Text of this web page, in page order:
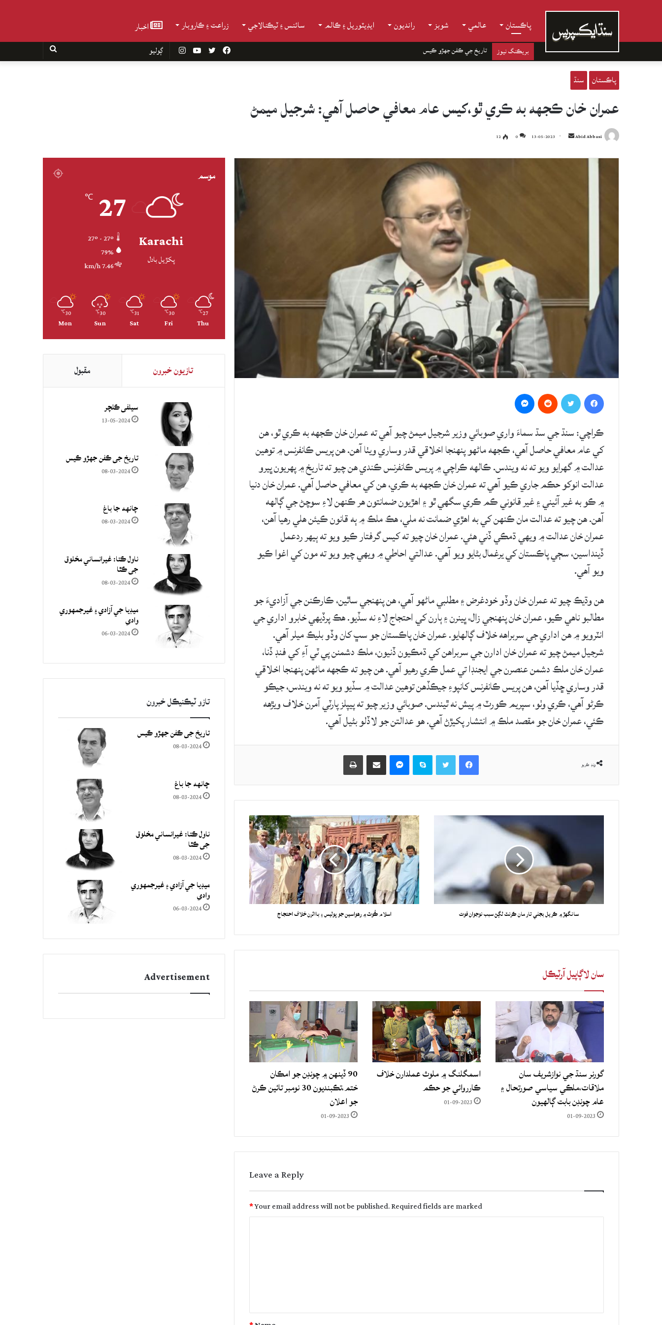
پاڪستان عالمي شوبز رانديون ايڊيٽوريل ۽ ڪالم سائنس ۽ ٽيڪنالاجي زراعت ۽ ڪاروبار اخبار
بريڪنگ نيوز تاريخ جي ڪفن جھڙو ڪيس InstagramYouTube Twitter
Facebook
پاڪستان سنڌ
عمران خان ڪجهه به ڪري ٿو،کيس عام معافي حاصل آهي: شرجيل ميمڻ
Abid Abbasi
Send
email
13-05-2023
0
12
ڪراچي: سنڌ جي سڌ سماءَ واري صوبائي وزير شرجيل ميمڻ چيو آهي ته عمران خان ڪجهه به ڪري ٿو، هن
کي عام معافي حاصل آهي، ڪجهه ماڻهو پنهنجا اخلاقي قدر وساري ويٺا آهن. هن پريس ڪانفرنس ۾ توهين
عدالت ۾ گهرايو ويو ته نه ويندس. ڪالهه ڪراچي ۾ پريس ڪانفرنس ڪندي هن چيو ته تاريخ ۾ پهريون ڀيرو
عدالت انوکو حڪم جاري ڪيو آهي ته عمران خان ڪجهه به ڪري، هن کي معافي حاصل آهي. عمران خان دنيا
۾ ڪو به غير آئيني ۽ غير قانوني ڪم ڪري سگهي ٿو ۽ اهڙيون ضمانتون هر ڪنهن لاءِ سوچڻ جي ڳالهه
آهن. هن چيو ته عدالت مان ڪنهن کي به اهڙي ضمانت نه ملي، هڪ ملڪ ۾ ٻه قانون ڪيئن هلي رهيا آهن،
عمران خان عدالت ۾ ويهي ڌمڪي ڏني هئي. عمران خان چيو ته کيس گرفتار ڪيو ويو ته ٻيهر ردعمل
ڏينداسين، سڄي پاڪستان کي يرغمال بڻايو ويو آهي. عدالتي احاطي ۾ ويهي چيو ويو ته مون کي اغوا ڪيو
ويو آهي.
هن وڌيڪ چيو ته عمران خان وڏو خودغرض ۽ مطلبي ماڻهو آهي، هن پنهنجي ساٿين، ڪارڪنن جي آزاديءَ جو
مطالبو ناهي ڪيو، عمران خان پنهنجي زال، ڀينرن ۽ ٻارن کي احتجاج لاءِ نه سڏيو. هڪ پرڏيهي خابرو اداري جي
انٽرويو ۾ هن اداري جي سربراهه خلاف ڳالهايو. عمران خان پاڪستان جو سڀ کان وڏو بليڪ ميلر آهي.
شرجيل ميمڻ چيو ته عمران خان ادارن جي سربراهن کي ڌمڪيون ڏنيون، ملڪ دشمنن پي ٽي آءِ کي فنڊ ڏنا،
عمران خان ملڪ دشمن عنصرن جي ايجنڊا تي عمل ڪري رهيو آهي. هن چيو ته ڪجهه ماڻهن پنهنجا اخلاقي
قدر وساري ڇڏيا آهن، هن پريس ڪانفرنس کانپوءِ جيڪڏهن توهين عدالت ۾ سڏيو ويو ته نه ويندس، جيڪو
ڪرڻو آهي، ڪري وٺو، سپريم ڪورٽ ۾ پيش نه ٿيندس. صوبائي وزير چيو ته پيپلز پارٽي آمرن خلاف ويڙهه
ڪئي، عمران خان جو مقصد ملڪ ۾ انتشار پکيڙڻ آهي. هو عدالتن جو لاڏلو بڻيل آهي.
ونڊ ڪريو
Facebook
Skype حصيداري ڪريو اي ميل ذريعي
سانگهڙ ۾ ڪريل بجلي تار مان ڪرنٽ لڳڻ سبب نوجوان فوت اسلام ڪُوٽ ۾ رهواسين جو پوليس ۽ بااثرن خلاف احتجاج
سان لاڳاپيل آرٽيڪل
گورنر سنڌ جي نوازشريف سان
ملاقات،ملڪي سياسي صورتحال ۽
عام چونڊن بابت ڳالهيون
01-09-2023
اسمگلنگ ۾ ملوث عملدارن خلاف
ڪارروائي جو حڪم
01-09-2023
90 ڏينهن ۾ چونڊن جو امڪان
ختم،تڪبنديون 30 نومبر تائين ڪرڻ
جو اعلان
01-09-2023
Leave a Reply
Your email address will not be published.Required fields are marked
*
t
موسم
Karachi
پکڙيل بادل
27
℃
79%
7.46 km/h
27
℃
Thu
30
℃
Fri
31
℃
Sat
30
℃
Sun
30
℃
Mon
تازيون خبرون مقبول
سيلفي ڪلچر
13-05-2024
تاريخ جي ڪفن جھڙو ڪيس
08-03-2024
چانهه جا باغ
08-03-2024
ناول ڪتا: غيرانساني مخلوق
جي ڪٿا
08-03-2024
ميڊيا جي آزادي ۽ غيرجمھوري
وادي
06-03-2024
تازو ٽيڪنيڪل خبرون
تاريخ جي ڪفن جھڙو ڪيس
08-03-2024
چانهه جا باغ
08-03-2024
ناول ڪتا: غيرانساني مخلوق
جي ڪٿا
08-03-2024
ميڊيا جي آزادي ۽ غيرجمھوري
وادي
06-03-2024
Advertisement